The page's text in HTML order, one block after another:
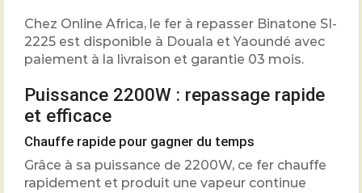
Chez Online Africa, le fer à repasser Binatone SI-
2225 est disponible à Douala et Yaoundé avec
paiement à la livraison et garantie 03 mois.
Puissance 2200W : repassage rapide
et efficace
Chauffe rapide pour gagner du temps
Grâce à sa puissance de 2200W, ce fer chauffe
rapidement et produit une vapeur continue